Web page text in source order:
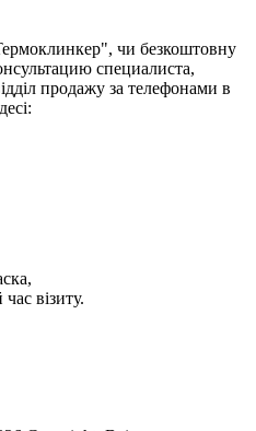
чи безкоштовну
специалиста,
продажу за телефонами в
візиту.